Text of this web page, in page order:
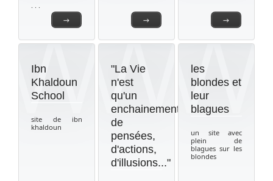
→
. . .
→
→
Ibn
Khaldoun
School
site de ibn
khaldoun
"La Vie
n'est
qu'un
enchainement
de
pensées,
d'actions,
d'illusions..."
les
blondes et
leur
blagues
un site avec
plein de
blagues sur les
blondes